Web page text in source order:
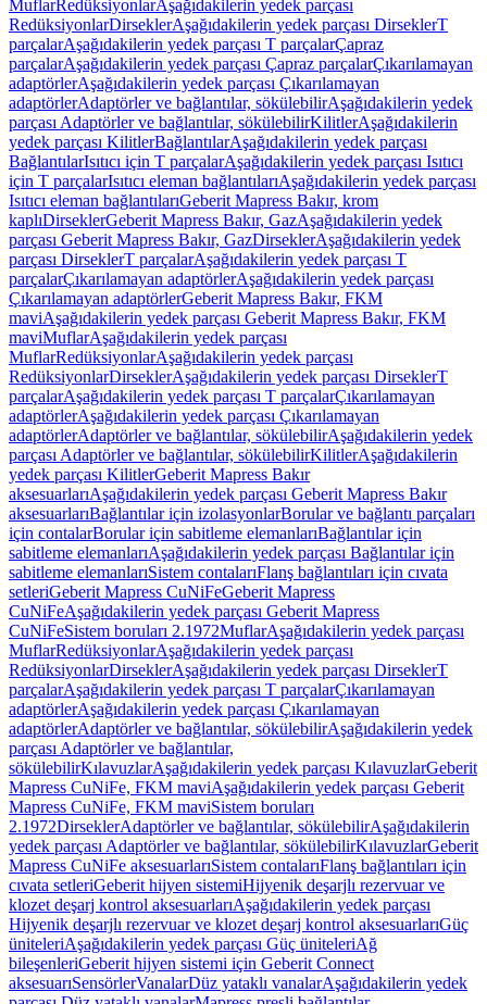
MuflarRedüksiyonlarAşağıdakilerin yedek parçası
RedüksiyonlarDirseklerAşağıdakilerin yedek parçası DirseklerT
parçalarAşağıdakilerin yedek parçası T parçalarÇapraz
parçalarAşağıdakilerin yedek parçası Çapraz parçalarÇıkarılamayan
adaptörlerAşağıdakilerin yedek parçası Çıkarılamayan
adaptörlerAdaptörler ve bağlantılar, sökülebilirAşağıdakilerin yedek
parçası Adaptörler ve bağlantılar, sökülebilirKilitlerAşağıdakilerin
yedek parçası KilitlerBağlantılarAşağıdakilerin yedek parçası
BağlantılarIsıtıcı için T parçalarAşağıdakilerin yedek parçası Isıtıcı
için T parçalarIsıtıcı eleman bağlantılarıAşağıdakilerin yedek parçası
Isıtıcı eleman bağlantılarıGeberit Mapress Bakır, krom
kaplıDirseklerGeberit Mapress Bakır, GazAşağıdakilerin yedek
parçası Geberit Mapress Bakır, GazDirseklerAşağıdakilerin yedek
parçası DirseklerT parçalarAşağıdakilerin yedek parçası T
parçalarÇıkarılamayan adaptörlerAşağıdakilerin yedek parçası
Çıkarılamayan adaptörlerGeberit Mapress Bakır, FKM
maviAşağıdakilerin yedek parçası Geberit Mapress Bakır, FKM
maviMuflarAşağıdakilerin yedek parçası
MuflarRedüksiyonlarAşağıdakilerin yedek parçası
RedüksiyonlarDirseklerAşağıdakilerin yedek parçası DirseklerT
parçalarAşağıdakilerin yedek parçası T parçalarÇıkarılamayan
adaptörlerAşağıdakilerin yedek parçası Çıkarılamayan
adaptörlerAdaptörler ve bağlantılar, sökülebilirAşağıdakilerin yedek
parçası Adaptörler ve bağlantılar, sökülebilirKilitlerAşağıdakilerin
yedek parçası KilitlerGeberit Mapress Bakır
aksesuarlarıAşağıdakilerin yedek parçası Geberit Mapress Bakır
aksesuarlarıBağlantılar için izolasyonlarBorular ve bağlantı parçaları
için contalarBorular için sabitleme elemanlarıBağlantılar için
sabitleme elemanlarıAşağıdakilerin yedek parçası Bağlantılar için
sabitleme elemanlarıSistem contalarıFlanş bağlantıları için cıvata
setleriGeberit Mapress CuNiFeGeberit Mapress
CuNiFeAşağıdakilerin yedek parçası Geberit Mapress
CuNiFeSistem boruları 2.1972MuflarAşağıdakilerin yedek parçası
MuflarRedüksiyonlarAşağıdakilerin yedek parçası
RedüksiyonlarDirseklerAşağıdakilerin yedek parçası DirseklerT
parçalarAşağıdakilerin yedek parçası T parçalarÇıkarılamayan
adaptörlerAşağıdakilerin yedek parçası Çıkarılamayan
adaptörlerAdaptörler ve bağlantılar, sökülebilirAşağıdakilerin yedek
parçası Adaptörler ve bağlantılar,
sökülebilirKılavuzlarAşağıdakilerin yedek parçası KılavuzlarGeberit
Mapress CuNiFe, FKM maviAşağıdakilerin yedek parçası Geberit
Mapress CuNiFe, FKM maviSistem boruları
2.1972DirseklerAdaptörler ve bağlantılar, sökülebilirAşağıdakilerin
yedek parçası Adaptörler ve bağlantılar, sökülebilirKılavuzlarGeberit
Mapress CuNiFe aksesuarlarıSistem contalarıFlanş bağlantıları için
cıvata setleriGeberit hijyen sistemiHijyenik deşarjlı rezervuar ve
klozet deşarj kontrol aksesuarlarıAşağıdakilerin yedek parçası
Hijyenik deşarjlı rezervuar ve klozet deşarj kontrol aksesuarlarıGüç
üniteleriAşağıdakilerin yedek parçası Güç üniteleriAğ
bileşenleriGeberit hijyen sistemi için Geberit Connect
aksesuarıSensörlerVanalarDüz yataklı vanalarAşağıdakilerin yedek